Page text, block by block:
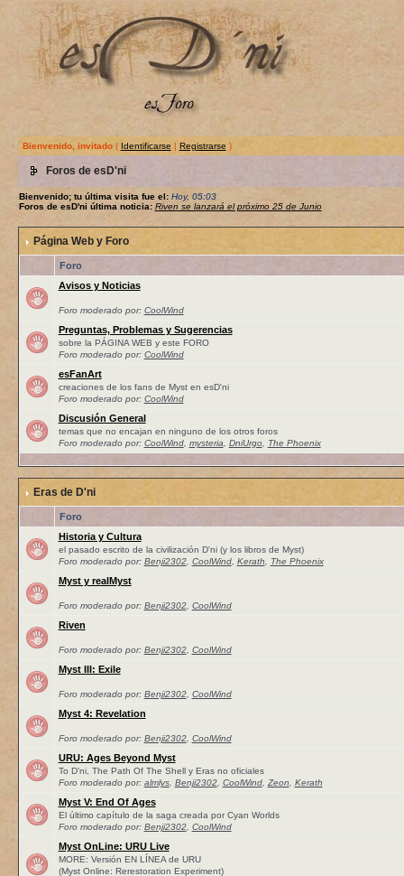
Bienvenido, invitado( Identificarse | Registrarse )
Foros de esD'ni
Bienvenido; tu última visita fue el: Hoy, 05:03
Foros de esD'ni última noticia: Riven se lanzará el próximo 25 de Junio
Página Web y Foro
Foro
Avisos y Noticias
Foro moderado por: CoolWind
Preguntas, Problemas y Sugerencias
sobre la PÁGINA WEB y este FORO
Foro moderado por: CoolWind
esFanArt
creaciones de los fans de Myst en esD'ni
Foro moderado por: CoolWind
Discusión General
temas que no encajan en ninguno de los otros foros
Foro moderado por: CoolWind, mysteria DniUrgo, The Phoenix
Eras de D'ni
Foro
Historia y Cultura
el pasado escrito de la civilización D'ni (y los libros de Myst)
Foro moderado por: Benji2302, CoolWind, Kerath The Phoenix
Myst y realMyst
Foro moderado por: Benji2302, CoolWind
Riven
Foro moderado por: Benji2302, CoolWind
Myst III: Exile
Foro moderado por: Benji2302, CoolWind
Myst 4: Revelation
Foro moderado por: Benji2302, CoolWind
URU: Ages Beyond Myst
To D'ni, The Path Of The Shell y Eras no oficiales
Foro moderado por: almlys, Benji2302, CoolWind, Zeon Kerath
Myst V: End Of Ages
El último capítulo de la saga creada por Cyan Worlds
Foro moderado por: Benji2302, CoolWind
Myst OnLine: URU Live
MORE: Versión EN LÍNEA de URU
(Myst Online: Rerestoration Experiment)